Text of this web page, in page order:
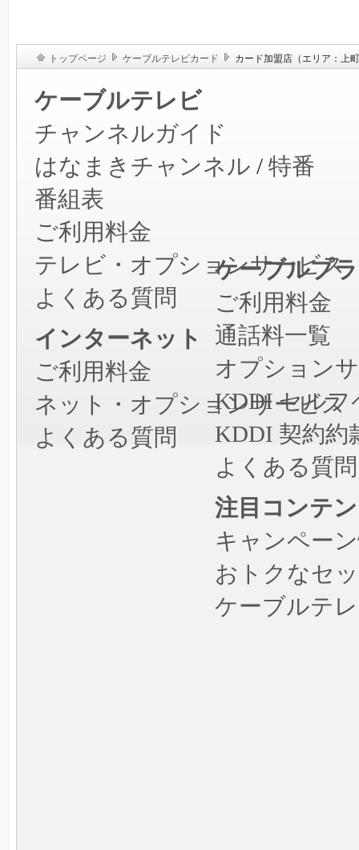
トップページ ケーブルテレビカード カード加盟店（エリア：上
ケーブルテレビ
チャンネルガイド
はなまきチャンネル / 特番
番組表
ご利用料金
テレビ・オプションサービス
よくある質問
インターネット
ご利用料金
ネット・オプションサービス
よくある質問
ケーブルプ
ご利用料金
通話料一覧
オプション
KDDI セルフ
KDDI 契約約
よくある質問
注目コンテ
キャンペー
おトクなセ
ケーブルテ